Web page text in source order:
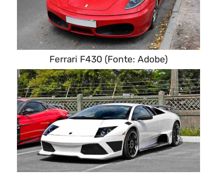
Ferrari F430 (Fonte: Adobe)